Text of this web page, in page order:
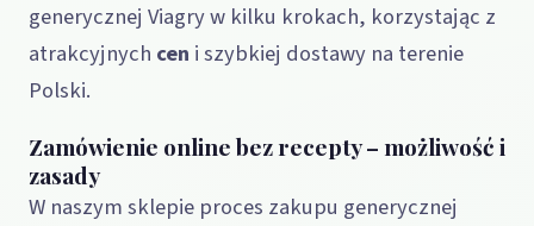
generycznej Viagry w kilku krokach, korzystając z
atrakcyjnych cen i szybkiej dostawy na terenie
Polski.
Zamówienie online bez recepty – możliwość i
zasady
W naszym sklepie proces zakupu generycznej